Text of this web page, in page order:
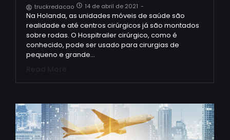
truckredacao 14 de abril de 2021 -
Na Holanda, as unidades móveis de saúde são
realidade e até centros cirúrgicos já são montados
sobre rodas. O Hospitrailer cirúrgico, como é
conhecido, pode ser usado para cirurgias de
pequeno e grande…